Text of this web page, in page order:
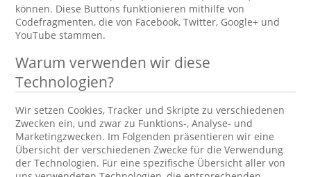
können. Diese Buttons funktionieren mithilfe von
Codefragmenten, die von Facebook, Twitter, Google+ und
YouTube stammen.
Warum verwenden wir diese
Technologien?
Wir setzen Cookies, Tracker und Skripte zu verschiedenen
Zwecken ein, und zwar zu Funktions-, Analyse- und
Marketingzwecken. Im Folgenden präsentieren wir eine
Übersicht der verschiedenen Zwecke für die Verwendung
der Technologien. Für eine spezifische Übersicht aller von